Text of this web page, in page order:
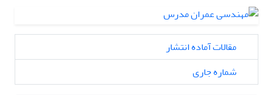
مقالات آماده انتشار
شماره جاری